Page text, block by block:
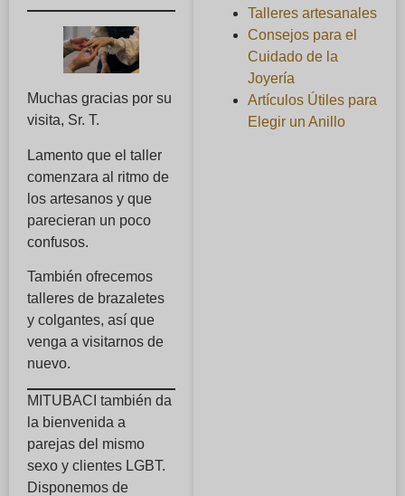
Muchas gracias por su
visita, Sr. T.
Lamento que el taller
comenzara al ritmo de
los artesanos y que
parecieran un poco
confusos.
También ofrecemos
talleres de brazaletes
y colgantes, así que
venga a visitarnos de
nuevo.
MITUBACI también da
la bienvenida a
parejas del mismo
sexo y clientes LGBT.
Disponemos de
Talleres artesanales
Consejos para el
Cuidado de la
Joyería
Artículos Útiles para
Elegir un Anillo